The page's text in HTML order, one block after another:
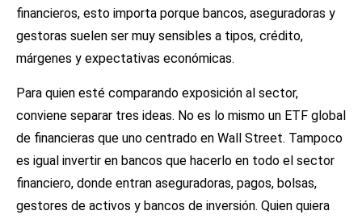
financieros, esto importa porque bancos, aseguradoras y
gestoras suelen ser muy sensibles a tipos, crédito,
márgenes y expectativas económicas.
Para quien esté comparando exposición al sector,
conviene separar tres ideas. No es lo mismo un ETF global
de financieras que uno centrado en Wall Street. Tampoco
es igual invertir en bancos que hacerlo en todo el sector
financiero, donde entran aseguradoras, pagos, bolsas,
gestores de activos y bancos de inversión. Quien quiera